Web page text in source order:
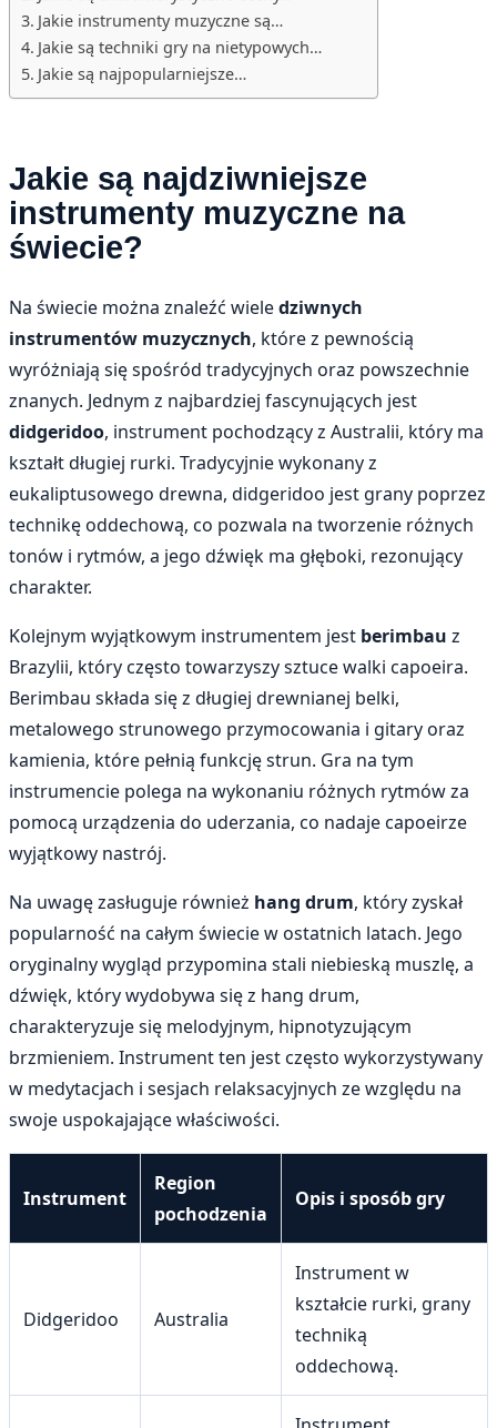
Jakie instrumenty muzyczne są…
Jakie są techniki gry na nietypowych…
Jakie są najpopularniejsze…
Jakie są najdziwniejsze
instrumenty muzyczne na
świecie?
Na świecie można znaleźć wieledziwnych
instrumentów muzycznych, które z pewnością
wyróżniają się spośród tradycyjnych oraz powszechnie
znanych. Jednym z najbardziej fascynujących jest
didgeridoo, instrument pochodzący z Australii, który ma
kształt długiej rurki. Tradycyjnie wykonany z
eukaliptusowego drewna, didgeridoo jest grany poprzez
technikę oddechową, co pozwala na tworzenie różnych
tonów i rytmów, a jego dźwięk ma głęboki, rezonujący
charakter.
Kolejnym wyjątkowym instrumentem jest berimbau z
Brazylii, który często towarzyszy sztuce walki capoeira.
Berimbau składa się z długiej drewnianej belki,
metalowego strunowego przymocowania i gitary oraz
kamienia, które pełnią funkcję strun. Gra na tym
instrumencie polega na wykonaniu różnych rytmów za
pomocą urządzenia do uderzania, co nadaje capoeirze
wyjątkowy nastrój.
Na uwagę zasługuje również hang drum, który zyskał
popularność na całym świecie w ostatnich latach. Jego
oryginalny wygląd przypomina stali niebieską muszlę, a
dźwięk, który wydobywa się z hang drum,
charakteryzuje się melodyjnym, hipnotyzującym
brzmieniem. Instrument ten jest często wykorzystywany
w medytacjach i sesjach relaksacyjnych ze względu na
swoje uspokajające właściwości.
Instrument
Region
pochodzenia
Opis i sposób gry
Didgeridoo Australia
Instrument w
kształcie rurki, grany
techniką
oddechową.